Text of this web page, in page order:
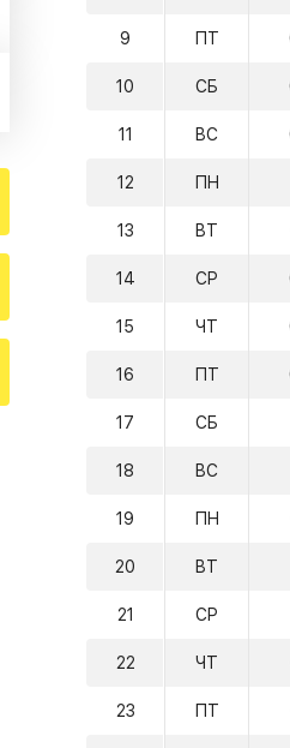
9 ПТ
10 СБ
11 ВС
12 ПН
13 ВТ
14 СР
15 ЧТ
16 ПТ
17 СБ
18 ВС
19 ПН
20 ВТ
21 СР
22 ЧТ
23 ПТ